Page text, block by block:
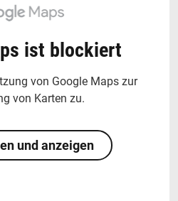
ist blockiert
von Google Maps zur
von Karten zu.
und anzeigen